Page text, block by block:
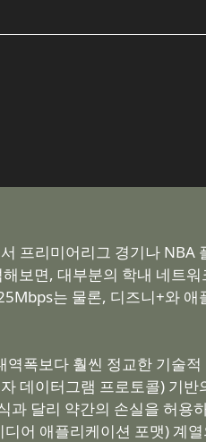
프리미어리그 경기나 NBA
보면, 대부분의 학내 네트워
는 물론, 디즈니+와 애
폭보다 훨씬 정교한 기술적
데이터그램 프로토콜) 기반
과 달리 약간의 손실을 허용
어 애플리케이션 포맷) 계열